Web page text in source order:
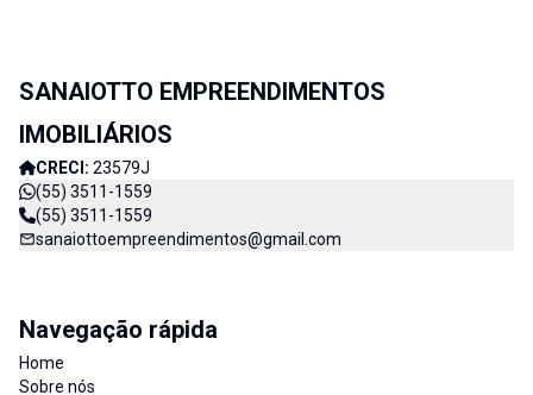
SANAIOTTO EMPREENDIMENTOS
IMOBILIÁRIOS
CRECI: 23579J
(55) 3511-1559
(55) 3511-1559
sanaiottoempreendimentos@gmail.com
Navegação rápida
Home
Sobre nós